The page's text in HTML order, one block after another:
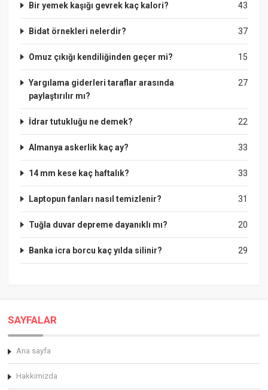
43
Bir yemek kaşığı gevrek kaç kalori?
37
Bidat örnekleri nelerdir?
15
Omuz çıkığı kendiliğinden geçer mi?
27
Yargılama giderleri taraflar arasında
paylaştırılır mı?
22
İdrar tutukluğu ne demek?
33
Almanya askerlik kaç ay?
33
14 mm kese kaç haftalık?
31
Laptopun fanları nasıl temizlenir?
20
Tuğla duvar depreme dayanıklı mı?
29
Banka icra borcu kaç yılda silinir?
SAYFALAR
Ana sayfa
Hakkimizda